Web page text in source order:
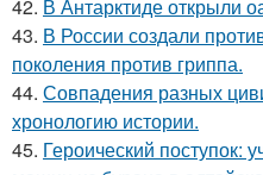
42. В Антарктиде открыли
43. В России создали
поколения против гриппа.
44. Совпадения разных
хронологию истории.
45. Героический поступок: